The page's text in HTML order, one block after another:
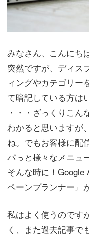
みなさん、こんにちは
突然ですが、ディス
ィングやカテゴリー
て暗記している方は
・・・ざっくりこん
わかると思いますが
ね。でもお客様に配
パっと様々なメニュ
そんな時に！Google
ペーンプランナー』
私はよく使うのです
く、また過去記事で